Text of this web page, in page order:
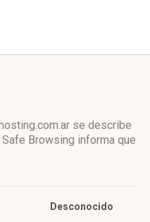
se describe
Browsing informa que
Desconocido